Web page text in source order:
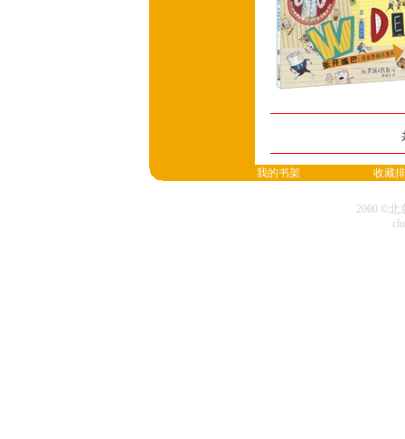
我的书架 收藏
2000 ©北